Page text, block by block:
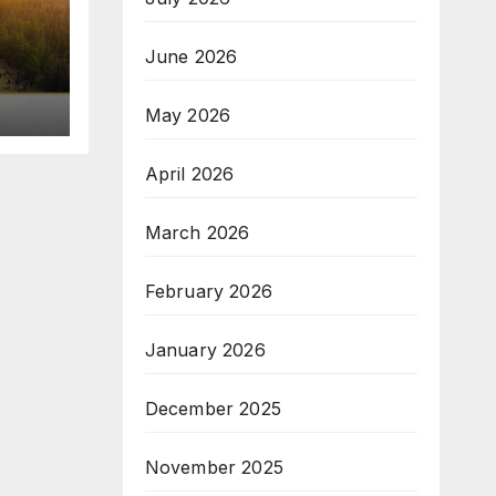
June 2026
May 2026
April 2026
March 2026
February 2026
January 2026
December 2025
November 2025